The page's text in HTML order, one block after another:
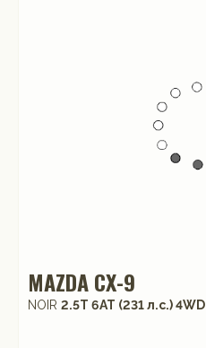
MAZDA CX-9
NOIR 2.5T 6АТ (231 л.с.) 4WD